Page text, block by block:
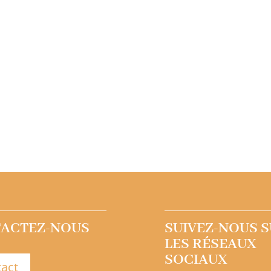
NOUS
SUIVEZ-NOUS
LES RÉSEAUX
SOCIAUX